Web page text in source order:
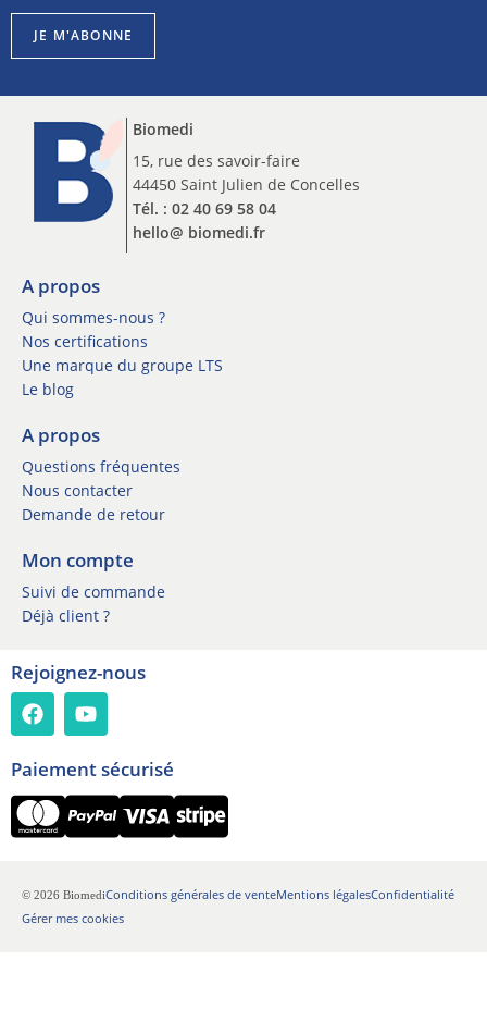
c
i
t
r
i
e
l
t
t
e
r
JE M'ABONNE
Biomedi
15, rue des savoir-faire
44450 Saint Julien de Concelles
Tél. : 02 40 69 58 04
hello@ biomedi.fr
A propos
Qui sommes-nous ?
Nos certifications
Une marque du groupe LTS
Le blog
A propos
Questions fréquentes
Nous contacter
Demande de retour
Mon compte
Suivi de commande
Déjà client ?
Rejoignez-nous
Paiement sécurisé
© 2026 BiomediConditions générales de venteMentions légalesConfidentialité
Gérer mes cookies